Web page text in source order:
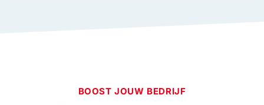
BOOST JOUW BEDRIJF